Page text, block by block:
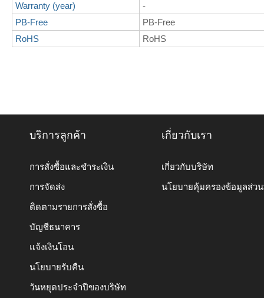
Warranty (year)
-
PB-Free
PB-Free
RoHS
RoHS
บริการลูกค้า
การสั่งซื้อและชำระเงิน
การจัดส่ง
ติดตามรายการสั่งซื้อ
บัญชีธนาคาร
แจ้งเงินโอน
นโยบายรับคืน
วันหยุดประจำปีของบริษัท
เกี่ยวกับเรา
เกี่ยวกับบริษัท
นโยบายคุ้มครองข้อมูลส่ว